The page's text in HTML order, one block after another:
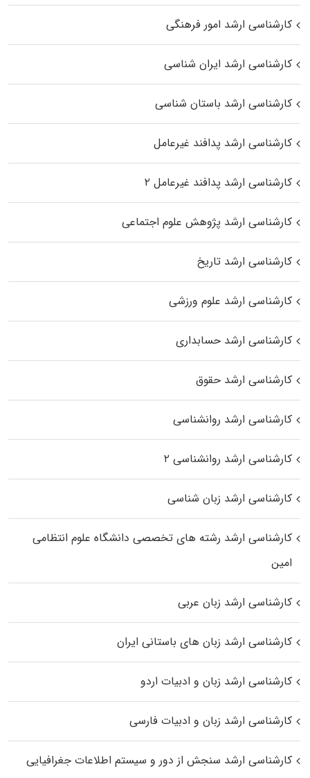
کارشناسی ارشد امور فرهنگی
کارشناسی ارشد ایران شناسی
کارشناسی ارشد باستان شناسی
کارشناسی ارشد پدافند غیرعامل
کارشناسی ارشد پدافند غیرعامل ۲
کارشناسی ارشد پژوهش علوم اجتماعی
کارشناسی ارشد تاریخ
کارشناسی ارشد علوم ورزشی
کارشناسی ارشد حسابداری
کارشناسی ارشد حقوق
کارشناسی ارشد روانشناسی
کارشناسی ارشد روانشناسی ۲
کارشناسی ارشد زبان شناسی
کارشناسی ارشد رﺷﺘﻪ ﻫﺎی تخصصی داﻧﺸﮕﺎه ﻋﻠﻮم انتظامی
اﻣﻴﻦ
کارشناسی ارشد زبان عربی
کارشناسی ارشد زبان‌ های باستانی ایران
کارشناسی ارشد زبان و ادبیات اردو
کارشناسی ارشد زبان و ادبیات فارسی
کارشناسی ارشد سنجش از دور و سیستم اطلاعات جغرافیایی